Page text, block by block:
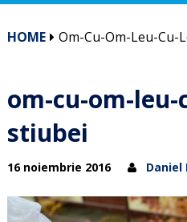
HOME Om-Cu-Om-Leu-Cu-
om-cu-om-
stiubei
16 noiembrie 2016 Daniel